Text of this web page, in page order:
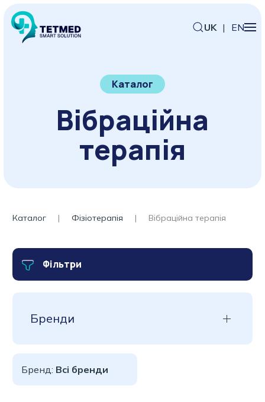
UK | EN
Каталог
Вібраційна
терапія
Каталог Фізіотерапія Вібраційна терапія
Фільтри
Бренди
Бренд: Всі бренди